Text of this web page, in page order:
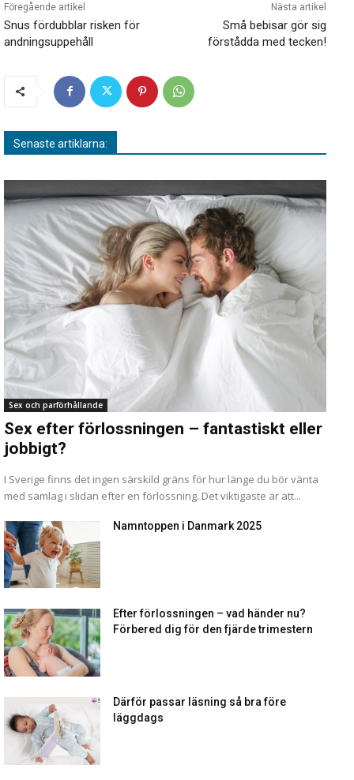
Föregående artikel
Snus fördubblar risken för
andningsuppehåll
Nästa artikel
Små bebisar gör sig
förstådda med tecken!
Senaste artiklarna:
Sex och parförhållande
Sex efter förlossningen – fantastiskt eller
jobbigt?
I Sverige finns det ingen särskild gräns för hur länge du bör vänta
med samlag i slidan efter en förlossning. Det viktigaste är att...
Namntoppen i Danmark 2025
Efter förlossningen – vad händer nu?
Förbered dig för den fjärde trimestern
Därför passar läsning så bra före
läggdags